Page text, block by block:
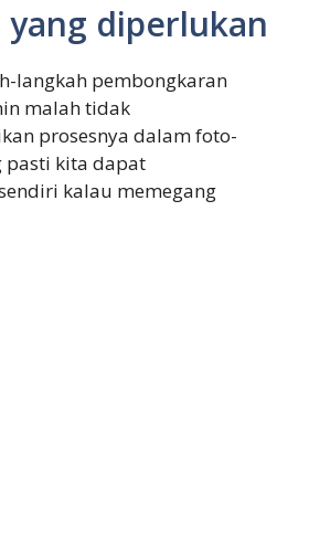
yang diperlukan
langkah pembongkaran
malah tidak
prosesnya dalam foto-
pasti kita dapat
kalau memegang